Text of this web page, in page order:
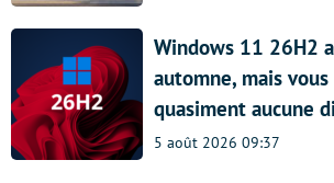
Windows 11 26H2
automne, mais
quasiment aucune
5 août 2026 09:37